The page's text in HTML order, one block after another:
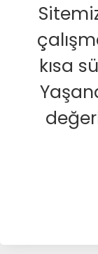
kısa